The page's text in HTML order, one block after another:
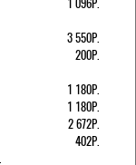
3 550Р.
200Р.
1 180Р.
1 180Р.
2 672Р.
402Р.